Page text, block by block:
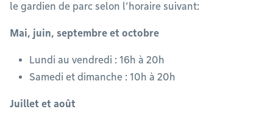
le gardien de parc selon l’horaire suivant:
Mai, juin, septembre et octobre
Lundi au vendredi : 16h à 20h
Samedi et dimanche : 10h à 20h
Juillet et août